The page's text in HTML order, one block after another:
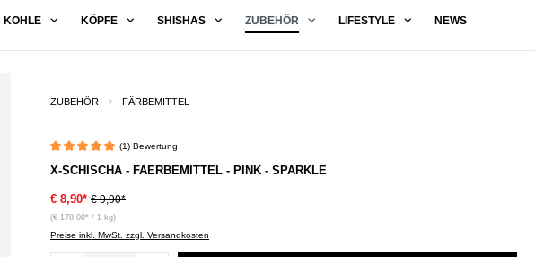
KOHLE KÖPFE SHISHAS ZUBEHÖR LIFESTYLE NEWS
ZUBEHÖR FÄRBEMITTEL
(1) Bewertung
X-SCHISCHA - FAERBEMITTEL - PINK - SPARKLE
€ 8,90* € 9,90*
(€ 178,00* / 1 kg)
Preise inkl. MwSt. zzgl. Versandkosten